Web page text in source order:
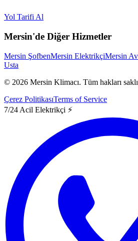
Yol Tarifi Al
Mersin'de Diğer Hizmetler
Mersin ŞofbenMersin ElektrikçiMersin
Usta
© 2026 Mersin Klimacı. Tüm hakları
Çerez PolitikasıTerms of Service
7/24 Acil Elektrikçi ⚡